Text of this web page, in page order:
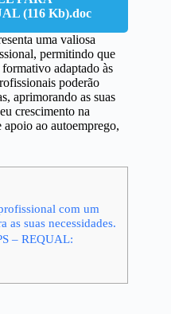
(116 Kb).doc
uma valiosa
permitindo que
adaptado às
poderão
aprimorando as suas
crescimento na
apoio ao autoemprego,
com um
as suas necessidades.
– REQUAL: